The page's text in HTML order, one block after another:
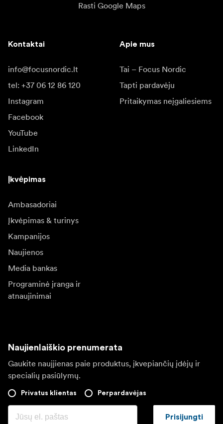
Rasti Google Maps
Kontaktai
info@focusnordic.lt
tel: +37 06 12 86 120
Instagram
Facebook
YouTube
LinkedIn
Apie mus
Tai – Focus Nordic
Tapti pardavėju
Pritaikymas neįgaliesiems
Įkvėpimas
Ambasadoriai
Įkvėpimas & turinys
Kampanijos
Naujienos
Media bankas
Programinė įranga ir
atnaujinimai
Naujienlaiškio prenumerata
Gaukite naujjienas paie produktus, įkvepiančių įdėjų ir
specialių pasiūlymų.
Privatus klientas Perpardavėjas
Prisijungti